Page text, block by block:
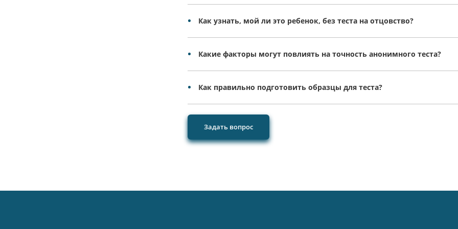
Как узнать, мой ли это ребенок, без теста на отцовство?
Какие факторы могут повлиять на точность анонимного теста?
Как правильно подготовить образцы для теста?
Задать вопрос